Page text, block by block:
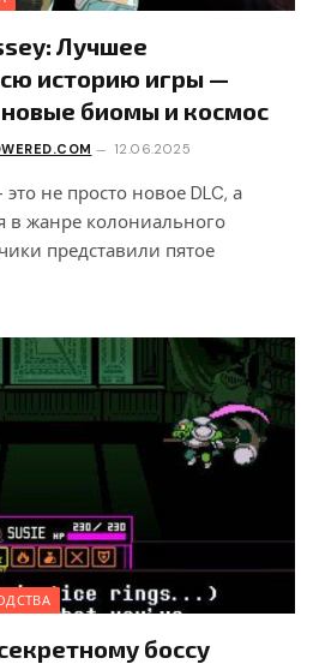
Лучшее
историю игры —
биомы и космос
12.06.2025
не просто новое DLC, а
в жанре колониального
представили пятое
боссу